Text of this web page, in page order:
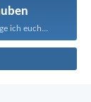
ich euch...